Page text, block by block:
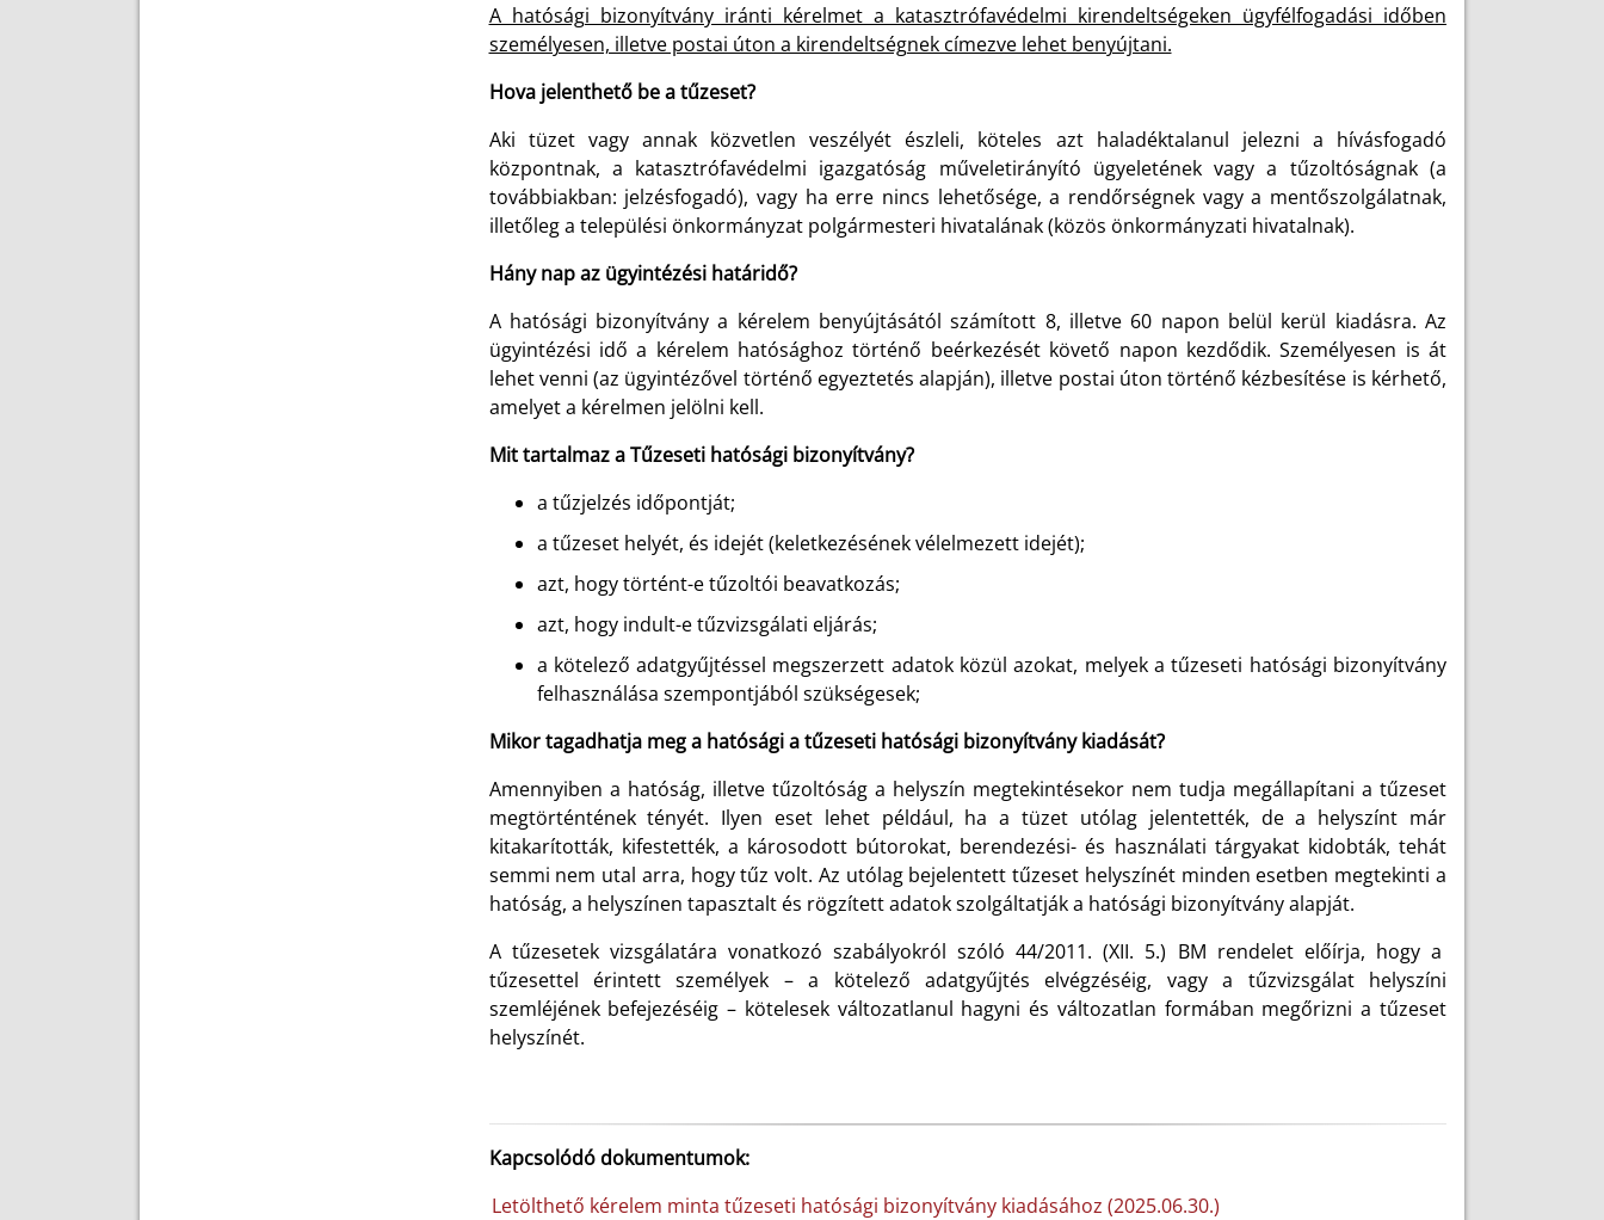
A hatósági bizonyítvány iránti kérelmet a katasztrófavédelmi kirendeltségeken ügyfélfogadási időben
személyesen, illetve postai úton a kirendeltségnek címezve lehet benyújtani.
Hova jelenthető be a tűzeset?
Aki tüzet vagy annak közvetlen veszélyét észleli, köteles azt haladéktalanul jelezni a hívásfogadó
központnak, a katasztrófavédelmi igazgatóság műveletirányító ügyeletének vagy a tűzoltóságnak (a
továbbiakban: jelzésfogadó), vagy ha erre nincs lehetősége, a rendőrségnek vagy a mentőszolgálatnak,
illetőleg a települési önkormányzat polgármesteri hivatalának (közös önkormányzati hivatalnak).
Hány nap az ügyintézési határidő?
A hatósági bizonyítvány a kérelem benyújtásától számított 8, illetve 60 napon belül kerül kiadásra. Az
ügyintézési idő a kérelem hatósághoz történő beérkezését követő napon kezdődik. Személyesen is át
lehet venni (az ügyintézővel történő egyeztetés alapján), illetve postai úton történő kézbesítése is kérhető,
amelyet a kérelmen jelölni kell.
Mit tartalmaz a Tűzeseti hatósági bizonyítvány?
a tűzjelzés időpontját;
a tűzeset helyét, és idejét (keletkezésének vélelmezett idejét);
azt, hogy történt-e tűzoltói beavatkozás;
azt, hogy indult-e tűzvizsgálati eljárás;
a kötelező adatgyűjtéssel megszerzett adatok közül azokat, melyek a tűzeseti hatósági bizonyítvány
felhasználása szempontjából szükségesek;
Mikor tagadhatja meg a hatósági a tűzeseti hatósági bizonyítvány kiadását?
Amennyiben a hatóság, illetve tűzoltóság a helyszín megtekintésekor nem tudja megállapítani a tűzeset
megtörténtének tényét. Ilyen eset lehet például, ha a tüzet utólag jelentették, de a helyszínt már
kitakarították, kifestették, a károsodott bútorokat, berendezési- és használati tárgyakat kidobták, tehát
semmi nem utal arra, hogy tűz volt. Az utólag bejelentett tűzeset helyszínét minden esetben megtekinti a
hatóság, a helyszínen tapasztalt és rögzített adatok szolgáltatják a hatósági bizonyítvány alapját.
A tűzesetek vizsgálatára vonatkozó szabályokról szóló 44/2011. (XII. 5.) BM rendelet előírja, hogy a
tűzesettel érintett személyek – a kötelező adatgyűjtés elvégzéséig, vagy a tűzvizsgálat helyszíni
szemléjének befejezéséig – kötelesek változatlanul hagyni és változatlan formában megőrizni a tűzeset
helyszínét.
Kapcsolódó dokumentumok:
Letölthető kérelem minta tűzeseti hatósági bizonyítvány kiadásához (2025.06.30.)